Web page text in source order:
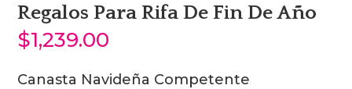
Regalos Para Rifa De Fin De Año
$1,239.00
Canasta Navideña Competente